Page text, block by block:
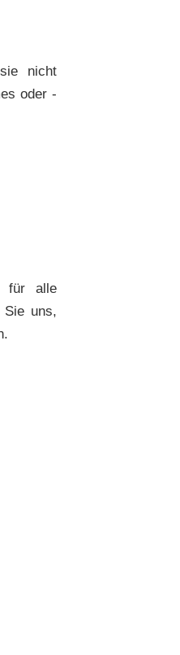
nicht
oder -
für alle
Sie uns,